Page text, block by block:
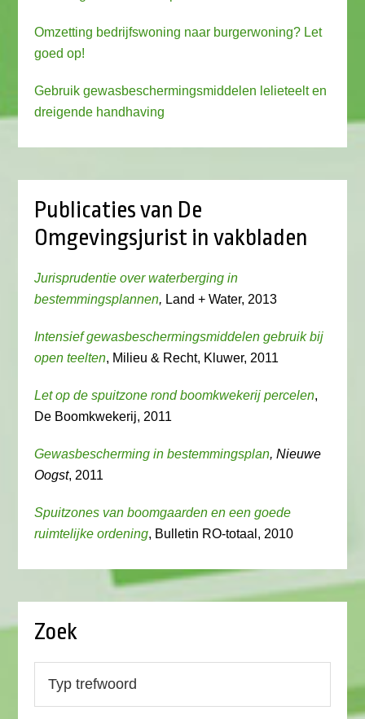
Omzetting bedrijfswoning naar burgerwoning? Let
goed op!
Gebruik gewasbeschermingsmiddelen lelieteelt en
dreigende handhaving
Publicaties van De
Omgevingsjurist in vakbladen
Jurisprudentie over waterberging in
bestemmingsplannen, Land + Water, 2013
Intensief gewasbeschermingsmiddelen gebruik bij
open teelten, Milieu & Recht, Kluwer, 2011
Let op de spuitzone rond boomkwekerij percelen,
De Boomkwekerij, 2011
Gewasbescherming in bestemmingsplan, Nieuwe
Oogst, 2011
Spuitzones van boomgaarden en een goede
ruimtelijke ordening, Bulletin RO-totaal, 2010
Zoek